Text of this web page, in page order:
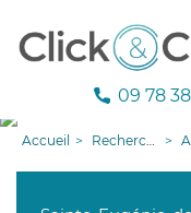
09 78
Accueil Recherche aide à domicile